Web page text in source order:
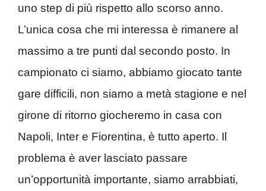
uno step di più rispetto allo scorso anno.
L’unica cosa che mi interessa è rimanere al
massimo a tre punti dal secondo posto. In
campionato ci siamo, abbiamo giocato tante
gare difficili, non siamo a metà stagione e nel
girone di ritorno giocheremo in casa con
Napoli, Inter e Fiorentina, è tutto aperto. Il
problema è aver lasciato passare
un’opportunità importante, siamo arrabbiati,